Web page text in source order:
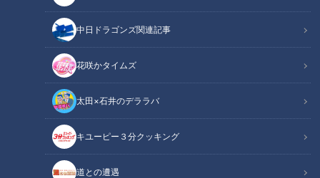
中日ドラゴンズ関連記事
花咲かタイムズ
太田×石井のデララバ
キユーピー３分クッキング
道との遭遇
太田×石井のデララバ